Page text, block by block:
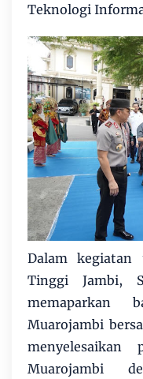
Teknologi
Dalam kegiatan
Tinggi Jambi,
memaparkan
Muarojambi
Muarojambi